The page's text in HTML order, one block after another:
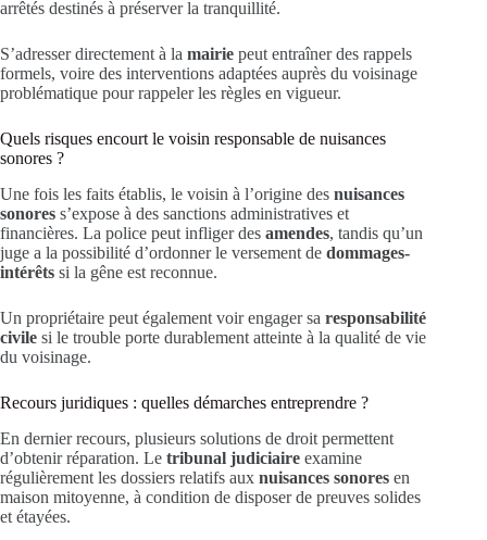
arrêtés destinés à préserver la tranquillité.
S’adresser directement à la mairie peut entraîner des rappels
formels, voire des interventions adaptées auprès du voisinage
problématique pour rappeler les règles en vigueur.
Quels risques encourt le voisin responsable de nuisances
sonores ?
Une fois les faits établis, le voisin à l’origine des nuisances
sonores s’expose à des sanctions administratives et
financières. La police peut infliger des amendes, tandis qu’un
juge a la possibilité d’ordonner le versement de dommages-
intérêts si la gêne est reconnue.
Un propriétaire peut également voir engager sa responsabilité
civile si le trouble porte durablement atteinte à la qualité de vie
du voisinage.
Recours juridiques : quelles démarches entreprendre ?
En dernier recours, plusieurs solutions de droit permettent
d’obtenir réparation. Le tribunal judiciaire examine
régulièrement les dossiers relatifs aux nuisances sonores en
maison mitoyenne, à condition de disposer de preuves solides
et étayées.